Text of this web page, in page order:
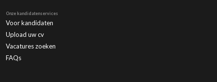
Onze kandidatenservices
Voor kandidaten
Upload uw cv
Vacatures zoeken
FAQs